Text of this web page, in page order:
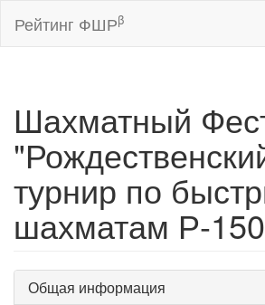
Рейтинг ФШРβ
Шахматный
турнир по
шахматам Р-
Общая информация